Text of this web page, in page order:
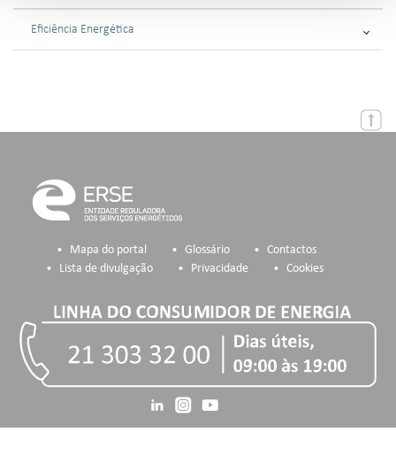
Eficiência Energética
Mapa do portal Glossário
Contactos
Lista de divulgação
Privacidade Cookies